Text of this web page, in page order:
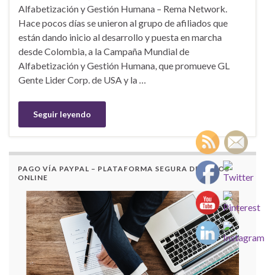
Alfabetización y Gestión Humana – Rema Network.
Hace pocos días se unieron al grupo de afiliados que
están dando inicio al desarrollo y puesta en marcha
desde Colombia, a la Campaña Mundial de
Alfabetización y Gestión Humana, que promueve GL
Gente Lider Corp. de USA y la …
Seguir leyendo
PAGO VÍA PAYPAL – PLATAFORMA SEGURA DE PAGOS
ONLINE